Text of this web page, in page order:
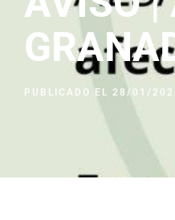
PUBLICADO EL 28/01/